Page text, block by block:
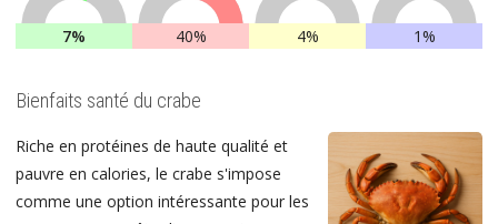
7% 40% 4% 1%
Bienfaits santé du crabe
Riche en protéines de haute qualité et
pauvre en calories, le crabe s'impose
comme une option intéressante pour les